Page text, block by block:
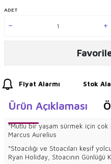
ADET
Fiyat Alarmı Stok
Ürün Açıklaması
“Mutlu bir yaşam sürmek için çok
Marcus Aurelius
“Stoacılığı ve Stoacıları keşif
Ryan Holiday, Stoacının Günlüğü